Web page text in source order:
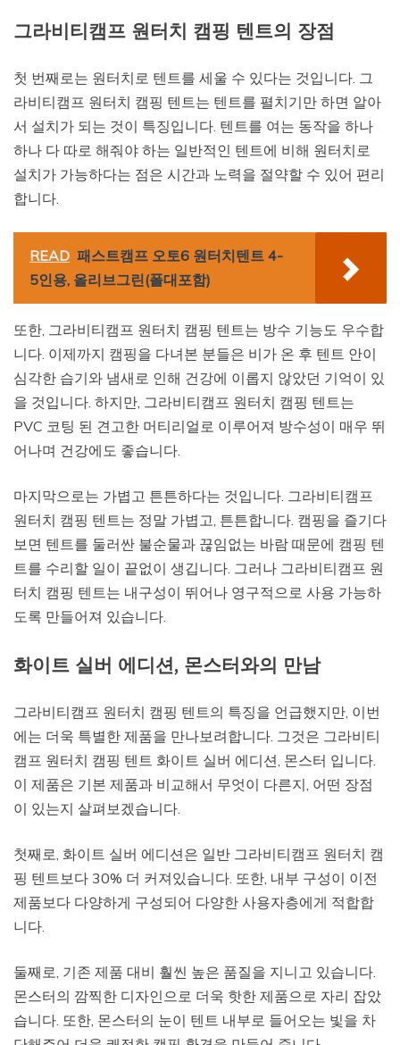
그라비티캠프 원터치 캠핑 텐트의 장점
첫 번째로는 원터치로 텐트를 세울 수 있다는 것입니다. 그
라비티캠프 원터치 캠핑 텐트는 텐트를 펼치기만 하면 알아
서 설치가 되는 것이 특징입니다. 텐트를 여는 동작을 하나
하나 다 따로 해줘야 하는 일반적인 텐트에 비해 원터치로
설치가 가능하다는 점은 시간과 노력을 절약할 수 있어 편리
합니다.
READ 패스트캠프 오토6 원터치텐트 4-
5인용, 올리브그린(폴대포함)
또한, 그라비티캠프 원터치 캠핑 텐트는 방수 기능도 우수합
니다. 이제까지 캠핑을 다녀본 분들은 비가 온 후 텐트 안이
심각한 습기와 냄새로 인해 건강에 이롭지 않았던 기억이 있
을 것입니다. 하지만, 그라비티캠프 원터치 캠핑 텐트는
PVC 코팅 된 견고한 머티리얼로 이루어져 방수성이 매우 뛰
어나며 건강에도 좋습니다.
마지막으로는 가볍고 튼튼하다는 것입니다. 그라비티캠프
원터치 캠핑 텐트는 정말 가볍고, 튼튼합니다. 캠핑을 즐기다
보면 텐트를 둘러싼 불순물과 끊임없는 바람 때문에 캠핑 텐
트를 수리할 일이 끝없이 생깁니다. 그러나 그라비티캠프 원
터치 캠핑 텐트는 내구성이 뛰어나 영구적으로 사용 가능하
도록 만들어져 있습니다.
화이트 실버 에디션, 몬스터와의 만남
그라비티캠프 원터치 캠핑 텐트의 특징을 언급했지만, 이번
에는 더욱 특별한 제품을 만나보려합니다. 그것은 그라비티
캠프 원터치 캠핑 텐트 화이트 실버 에디션, 몬스터 입니다.
이 제품은 기본 제품과 비교해서 무엇이 다른지, 어떤 장점
이 있는지 살펴보겠습니다.
첫째로, 화이트 실버 에디션은 일반 그라비티캠프 원터치 캠
핑 텐트보다 30% 더 커져있습니다. 또한, 내부 구성이 이전
제품보다 다양하게 구성되어 다양한 사용자층에게 적합합
니다.
둘째로, 기존 제품 대비 훨씬 높은 품질을 지니고 있습니다.
몬스터의 깜찍한 디자인으로 더욱 핫한 제품으로 자리 잡았
습니다. 또한, 몬스터의 눈이 텐트 내부로 들어오는 빛을 차